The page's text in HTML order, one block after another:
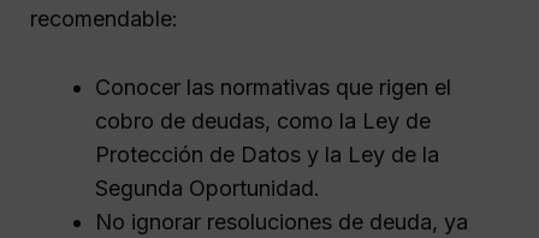
recomendable:
Conocer las normativas que rigen el
cobro de deudas, como la Ley de
Protección de Datos y la Ley de la
Segunda Oportunidad.
No ignorar resoluciones de deuda, ya